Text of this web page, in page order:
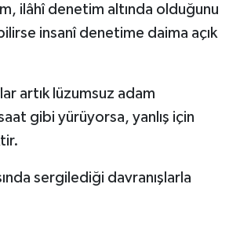
ilâhî denetim altında olduğunu
insanî denetime daima açık
artık lüzumsuz adam
gibi yürüyorsa, yanlış için
sergilediği davranışlarla